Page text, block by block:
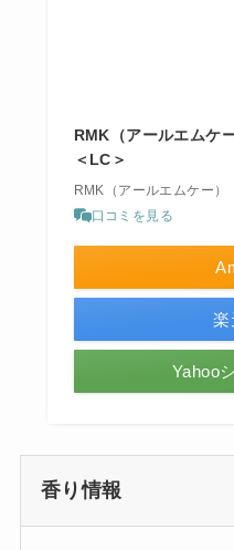
RMK（アールエムケ
＜LC＞
RMK（アールエムケー）
口コミを見る
楽
Yahoo
香り情報